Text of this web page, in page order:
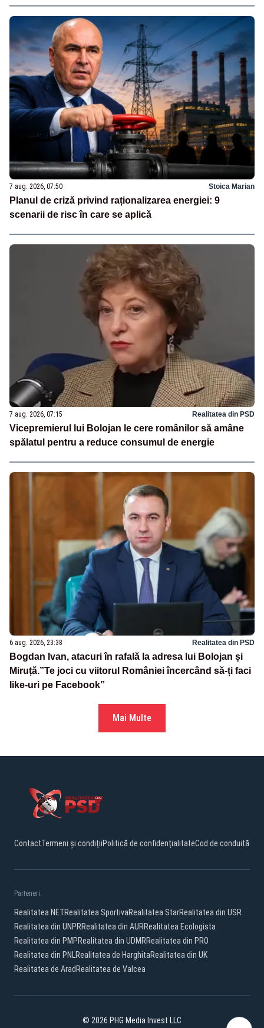
7 aug. 2026, 07:50 Stoica Marian
Planul de criză privind raționalizarea energiei: 9
scenarii de risc în care se aplică
7 aug. 2026, 07:15 Realitatea din PSD
Vicepremierul lui Bolojan le cere românilor să amâne
spălatul pentru a reduce consumul de energie
6 aug. 2026, 23:38 Realitatea din PSD
Bogdan Ivan, atacuri în rafală la adresa lui Bolojan și
Miruță.”Te joci cu viitorul României încercând să-ți faci
like-uri pe Facebook”
Mai Multe
ContactTermeni și condițiiPolitică de confidențialitateCod de conduită
Parteneri:
Realitatea.NETRealitatea SportivaRealitatea StarRealitatea din USR
Realitatea din UNPRRealitatea din AURRealitatea Ecologista
Realitatea din PMPRealitatea din UDMRRealitatea din PRO
Realitatea din PNLRealitatea de HarghitaRealitatea din UK
Realitatea de Arad Realitatea de Valcea
© 2026 PHG Media Invest LLC